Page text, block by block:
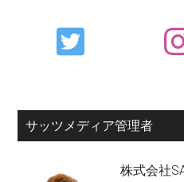
Primary
Sidebar
サッツメディア管理者
株式会社